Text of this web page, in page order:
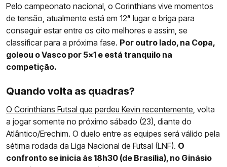
Pelo campeonato nacional, o Corinthians vive momentos
de tensão, atualmente está em 12ª lugar e briga para
conseguir estar entre os oito melhores e assim, se
classificar para a próxima fase. Por outro lado, na Copa,
goleou o Vasco por 5x1 e está tranquilo na
competição.
Quando volta as quadras?
O Corinthians Futsal que perdeu Kevin recentemente , volta
a jogar somente no próximo sábado (23), diante do
Atlântico/Erechim. O duelo entre as equipes será válido pela
sétima rodada da Liga Nacional de Futsal (LNF). O
confronto se inicia às 18h30 (de Brasília), no Ginásio